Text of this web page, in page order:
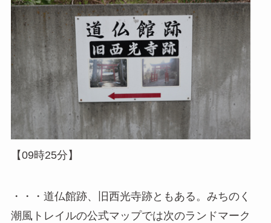
【09時25分】
・・・道仏館跡、旧西光寺跡ともある。みちのく
潮風トレイルの公式マップでは次のランドマーク